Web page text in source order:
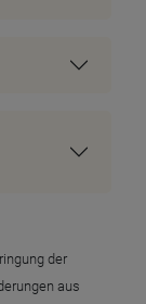
der
aus